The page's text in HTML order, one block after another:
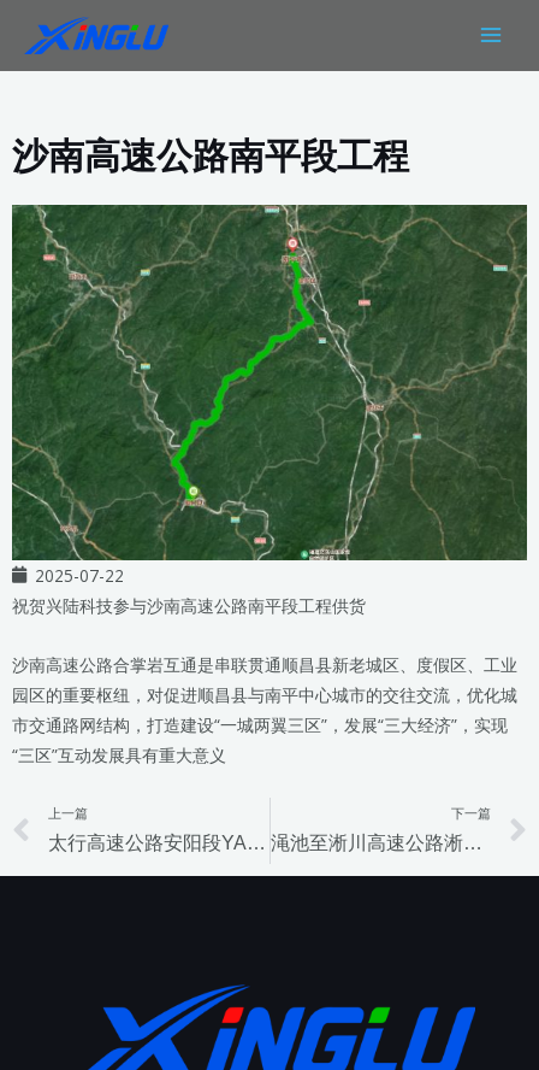
内
沙南高速公路南平段工程
2025-07-22
祝贺兴陆科技参与沙南高速公路南平段工程供货
沙南高速公路合掌岩互通是串联贯通顺昌县新老城区、度假区、工业
园区的重要枢纽，对促进顺昌县与南平中心城市的交往交流，优化城
市交通路网结构，打造建设“一城两翼三区”，发展“三大经济”，实现
“三区”互动发展具有重大意义
Prev
上一篇
太行高速公路安阳段YASG-1标机电工程项目
下一篇
渑池至淅川高速公路淅川至豫鄂省界段机电工程